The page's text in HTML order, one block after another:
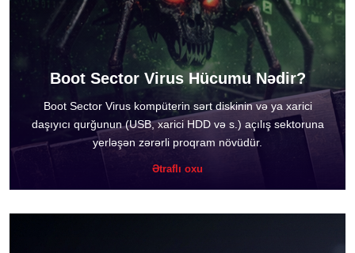
Boot Sector Virus Hücumu Nədir?
Boot Sector Virus kompüterin sərt diskinin və ya xarici
daşıyıcı qurğunun (USB, xarici HDD və s.) açılış sektoruna
yerləşən zərərli proqram növüdür.
Ətraflı oxu